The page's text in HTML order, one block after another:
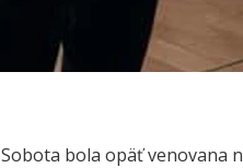
Sobota bola opäť venovana